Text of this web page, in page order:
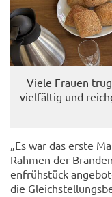
Viele Frau­en
viel­fäl­tig und
„Es war das erste
Rah­men der
en­früh­stück
die